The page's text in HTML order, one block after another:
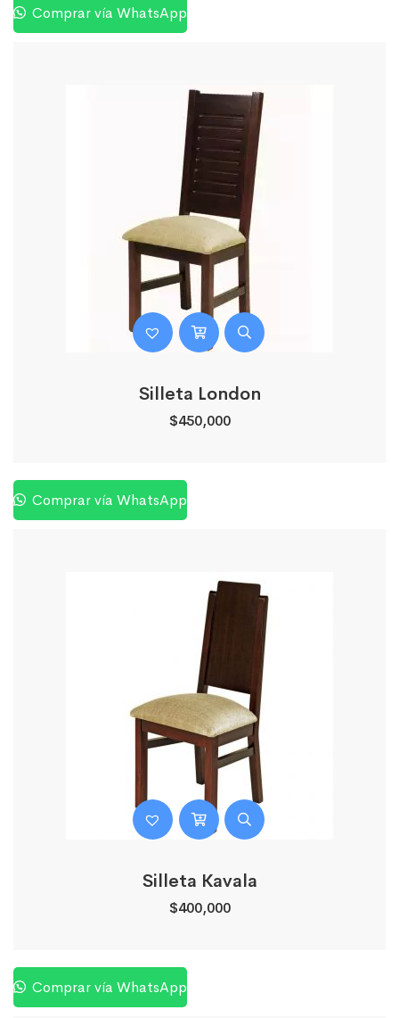
Comprar vía WhatsApp
Silleta London
$450,000
Comprar vía WhatsApp
Silleta Kavala
$400,000
Comprar vía WhatsApp